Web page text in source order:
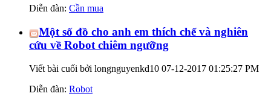
Diễn đàn: Cần mua
Một số đồ cho anh em thích chế và nghiên
cứu về Robot chiêm ngưỡng
Viết bài cuối bởi longnguyenkd10 07-12-2017 01:25:27 PM
Diễn đàn: Robot